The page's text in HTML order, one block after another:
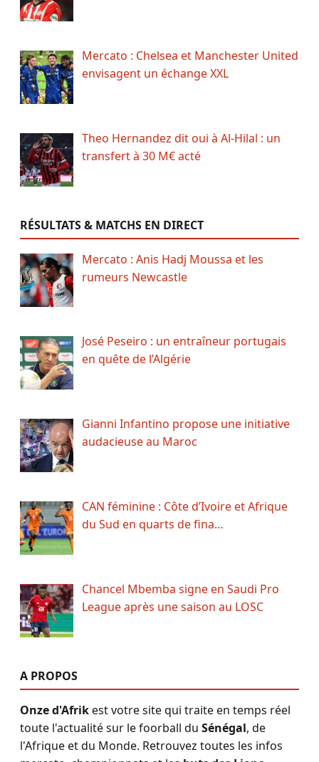
Mercato : Chelsea et Manchester United
envisagent un échange XXL
Theo Hernandez dit oui à Al-Hilal : un
transfert à 30 M€ acté
RÉSULTATS & MATCHS EN DIRECT
Mercato : Anis Hadj Moussa et les
rumeurs Newcastle
José Peseiro : un entraîneur portugais
en quête de l’Algérie
Gianni Infantino propose une initiative
audacieuse au Maroc
CAN féminine : Côte d’Ivoire et Afrique
du Sud en quarts de fina…
Chancel Mbemba signe en Saudi Pro
League après une saison au LOSC
A PROPOS
Onze d'Afrikest votre site qui traite en temps réel
toute l'actualité sur le foorball du Sénégal, de
l'Afrique et du Monde. Retrouvez toutes les infos